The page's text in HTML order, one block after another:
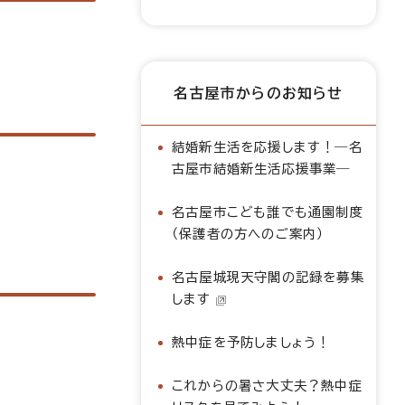
名古屋市からのお知らせ
結婚新生活を応援します！―名
古屋市結婚新生活応援事業―
名古屋市こども誰でも通園制度
（保護者の方へのご案内）
名古屋城現天守閣の記録を募集
します
熱中症を予防しましょう！
これからの暑さ大丈夫？熱中症